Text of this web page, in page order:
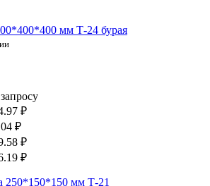
мм Т-24 бурая
₽
₽
₽
₽